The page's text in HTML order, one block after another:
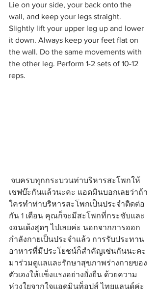
Lie on your side, your back onto the
wall, and keep your legs straight.
Slightly lift your upper leg up and lower
it down. Always keep your feet flat on
the wall. Do the same movements with
the other leg. Perform 1-2 sets of 10-12
reps.
เชฟบ๊ะกันแล้วนะคะ แอดมินบอกเลยว่าถ้า
ใครทำท่าบริหารสะโพกเป็นประจำติดต่อ
กัน 1 เดือน คุณก็จะมีสะโพกที่กระชับและ
งอนเด้งสุดๆ ไปเลยค่ะ นอกจากการออก
กำลังกายเป็นประจำแล้ว การรับประทาน
อาหารที่มีประโยชน์ก็สำคัญเช่นกันนะคะ
มาร่วมดูแลและรักษาสุขภาพร่างกายของ
ตัวเองให้แข็งแรงอย่างยั่งยืน ด้วยความ
ห่วงใยจากใจแอดมินท็อปส์ ไทยแลนด์ค่ะ